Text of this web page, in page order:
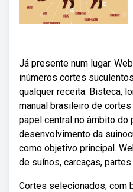
Já presente num lugar.
inúmeros cortes
qualquer receita: Bisteca,
manual brasileiro de
papel central no âmbito do
desenvolvimento da
como objetivo principal.
de suínos, carcaças,
Cortes selecionados, com